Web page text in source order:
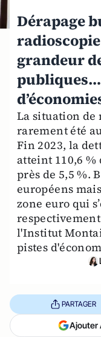
Dérapage
grandeur
publiques…
La situation de
rarement été
Fin 2023, la
atteint 110,6
près de 5,5 %.
européens
zone euro qui
respectivement
l'Institut
pistes
PARTAGER
Ajouter